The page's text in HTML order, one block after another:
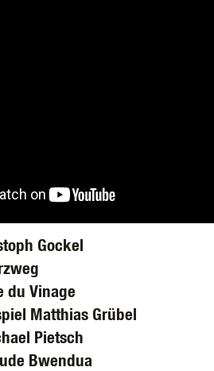
Gockel
du Vinage
Matthias Grübel
Pietsch
Bwendua